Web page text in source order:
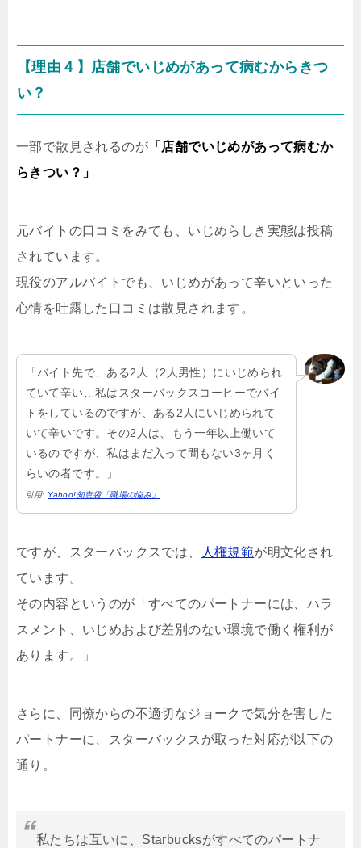
【理由４】店舗でいじめがあって病むからきつ
い？
一部で散見されるのが 「店舗でいじめがあって病むか
らきつい？」
元バイトの口コミをみても、いじめらしき実態は投稿
されています。
現役のアルバイトでも、いじめがあって辛いといった
心情を吐露した口コミは散見されます。
「バイト先で、ある2人（2人男性）にいじめられ
ていて辛い…私はスターバックスコーヒーでバイ
トをしているのですが、ある2人にいじめられて
いて辛いです。その2人は、もう一年以上働いて
いるのですが、私はまだ入って間もない3ヶ月く
らいの者です。」
引用: Yahoo!知恵袋「職場の悩み」
ですが、スターバックスでは、 人権規範が明文化され
ています。
その内容というのが「すべてのパートナーには、ハラ
スメント、いじめおよび差別のない環境で働く権利が
あります。」
さらに、同僚からの不適切なジョークで気分を害した
パートナーに、スターバックスが取った対応が以下の
通り。
私たちは互いに、Starbucksがすべてのパートナ